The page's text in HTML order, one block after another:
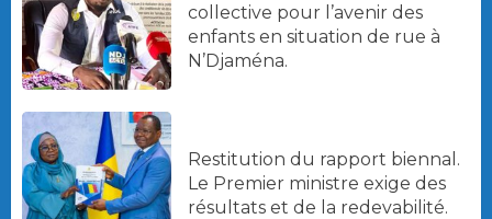
collective pour l’avenir des
enfants en situation de rue à
N’Djaména.
Restitution du rapport biennal.
Le Premier ministre exige des
résultats et de la redevabilité.